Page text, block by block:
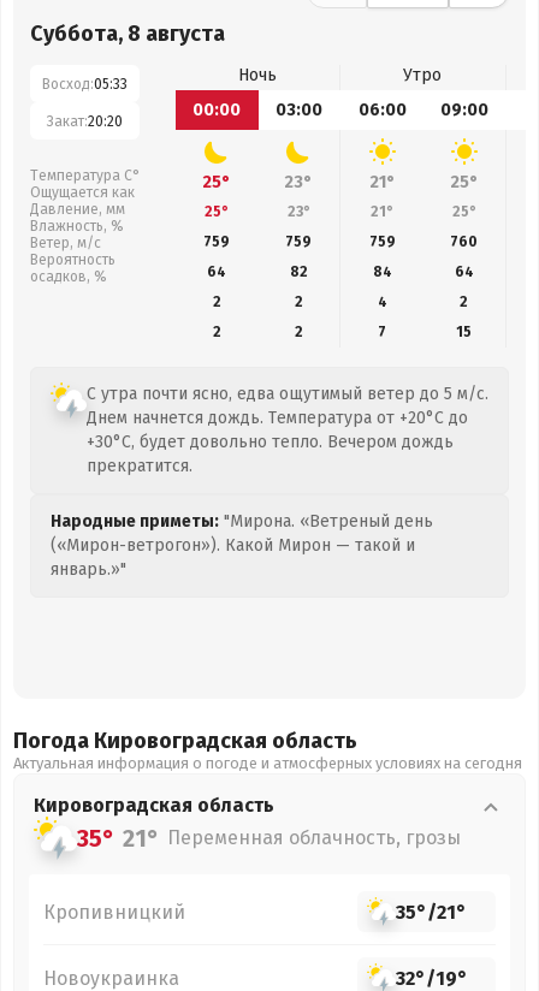
Суббота, 8 августа
Восход:05:33
Закат:20:20
Температура С°
Ощущается как
Давление, мм
Влажность, %
Ветер, м/с
Вероятность
осадков, %
Ночь
Утро
00:00
03:00 06:00 09:00
25° 23° 21° 25°
25° 23° 21° 25°
759
759 759 760
64
82 84 64
2
2 4
2
2
2 7 15
С утра почти ясно, едва ощутимый ветер до 5 м/с.
Днем начнется дождь. Температура от +20°C до
+30°C, будет довольно тепло. Вечером дождь
прекратится.
Народные приметы: "Мирона. «Ветреный день
(«Мирон-ветрогон»). Какой Мирон — такой и
январь.»"
Погода Кировоградская область
Актуальная информация о погоде и атмосферных условиях на сегодня
Кировоградская область
35° 21° Переменная облачность, грозы
Кропивницкий 35°/21°
Новоукраинка 32°/19°